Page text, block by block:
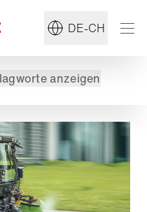
DE-CH
anzeigen